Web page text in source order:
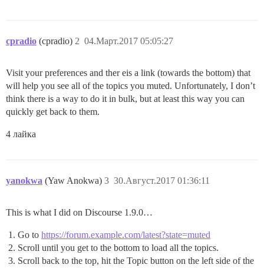
cpradio (cpradio) 04.Март.2017 05:05:27
2
Visit your preferences and ther eis a link (towards the bottom) that
will help you see all of the topics you muted. Unfortunately, I don’t
think there is a way to do it in bulk, but at least this way you can
quickly get back to them.
4 лайка
yanokwa (Yaw Anokwa) 30.Август.2017 01:36:11
3
This is what I did on Discourse 1.9.0…
Go to https://forum.example.com/latest?state=muted
Scroll until you get to the bottom to load all the topics.
Scroll back to the top, hit the Topic button on the left side of the